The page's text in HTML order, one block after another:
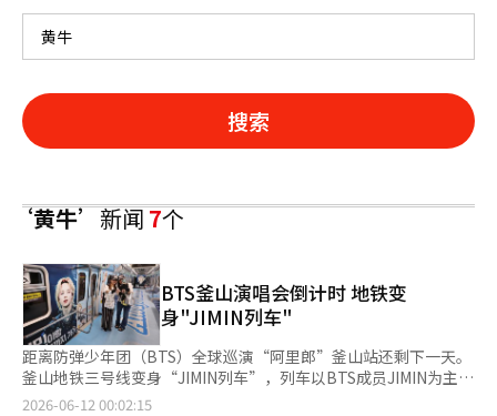
搜索
‘黄牛’新闻7个
BTS釜山演唱会倒计时 地铁变
身"JIMIN列车"
距离防弹少年团（BTS）全球巡演“阿里郎”釜山站还剩下一天。
釜山地铁三号线变身“JIMIN列车”，列车以BTS成员JIMIN为主
题，吸引外国粉丝争相打卡。
2026-06-12 00:02:15